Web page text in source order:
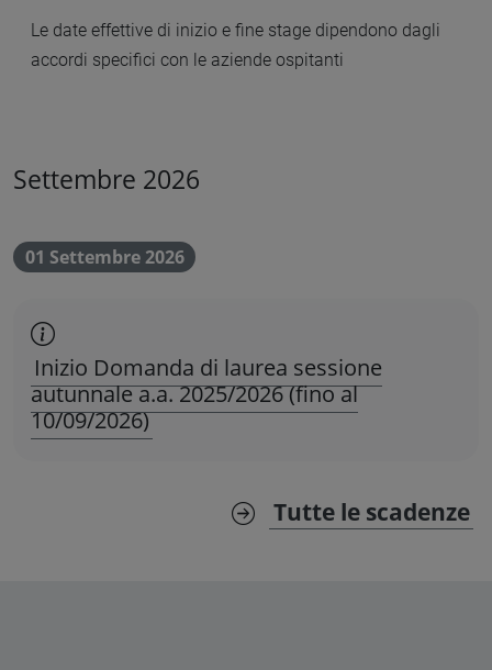
Le date effettive di inizio e fine stage dipendono dagli
accordi specifici con le aziende ospitanti
Settembre 2026
01 Settembre 2026
scadenza amministrativa
Inizio Domanda di laurea sessione
autunnale a.a. 2025/2026 (fino al
10/09/2026)
Tutte le scadenze